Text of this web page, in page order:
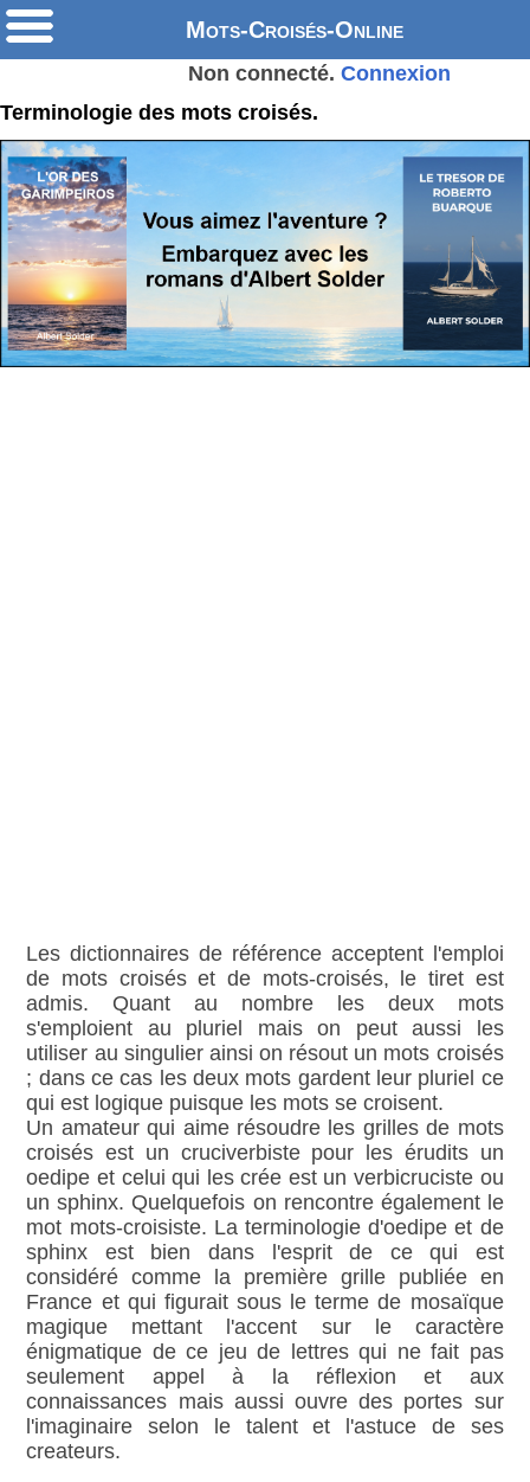
Mots-Croisés-Online
Non connecté. Connexion
Terminologie des mots croisés.
Les dictionnaires de référence acceptent l'emploi
de mots croisés et de mots-croisés, le tiret est
admis. Quant au nombre les deux mots
s'emploient au pluriel mais on peut aussi les
utiliser au singulier ainsi on résout un mots croisés
; dans ce cas les deux mots gardent leur pluriel ce
qui est logique puisque les mots se croisent.
Un amateur qui aime résoudre les grilles de mots
croisés est un cruciverbiste pour les érudits un
oedipe et celui qui les crée est un verbicruciste ou
un sphinx. Quelquefois on rencontre également le
mot mots-croisiste. La terminologie d'oedipe et de
sphinx est bien dans l'esprit de ce qui est
considéré comme la première grille publiée en
France et qui figurait sous le terme de mosaïque
magique mettant l'accent sur le caractère
énigmatique de ce jeu de lettres qui ne fait pas
seulement appel à la réflexion et aux
connaissances mais aussi ouvre des portes sur
l'imaginaire selon le talent et l'astuce de ses
createurs.